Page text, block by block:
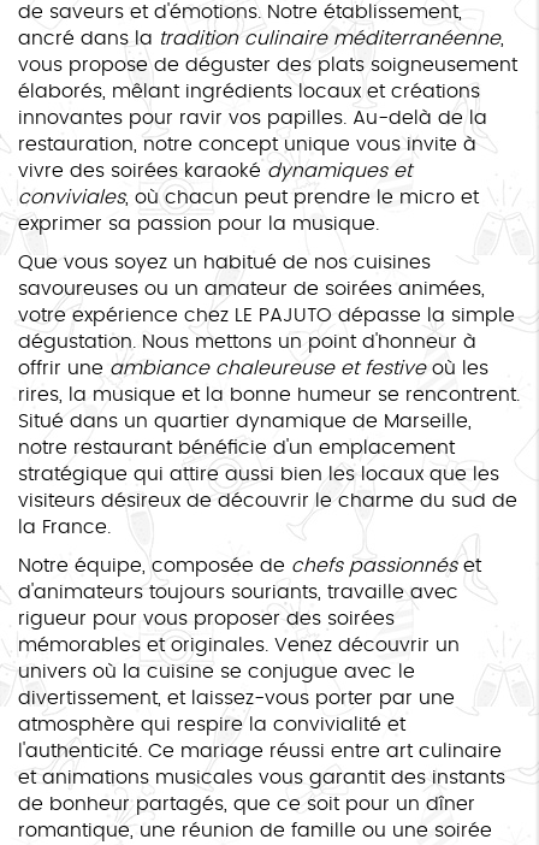
de saveurs et d'émotions. Notre établissement,
ancré dans la tradition culinaire méditerranéenne,
vous propose de déguster des plats soigneusement
élaborés, mêlant ingrédients locaux et créations
innovantes pour ravir vos papilles. Au-delà de la
restauration, notre concept unique vous invite à
vivre des soirées karaoké dynamiques et
conviviales, où chacun peut prendre le micro et
exprimer sa passion pour la musique.
Que vous soyez un habitué de nos cuisines
savoureuses ou un amateur de soirées animées,
votre expérience chez LE PAJUTO dépasse la simple
dégustation. Nous mettons un point d'honneur à
offrir une ambiance chaleureuse et festiveoù les
rires, la musique et la bonne humeur se rencontrent.
Situé dans un quartier dynamique de Marseille,
notre restaurant bénéficie d'un emplacement
stratégique qui attire aussi bien les locaux que les
visiteurs désireux de découvrir le charme du sud de
la France.
Notre équipe, composée de chefs passionnéset
d'animateurs toujours souriants, travaille avec
rigueur pour vous proposer des soirées
mémorables et originales. Venez découvrir un
univers où la cuisine se conjugue avec le
divertissement, et laissez-vous porter par une
atmosphère qui respire la convivialité et
l'authenticité. Ce mariage réussi entre art culinaire
et animations musicales vous garantit des instants
de bonheur partagés, que ce soit pour un dîner
romantique, une réunion de famille ou une soirée